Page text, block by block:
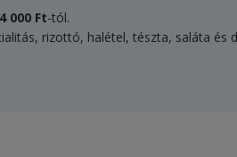
4 000 Ft-tól.
rizottó, halétel, tészta, saláta és